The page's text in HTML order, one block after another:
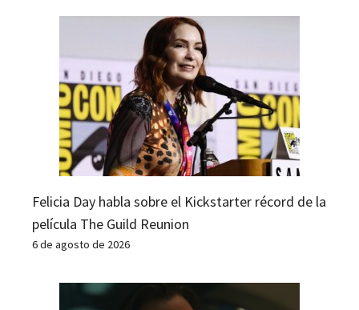
Felicia Day habla sobre el Kickstarter récord de la
película The Guild Reunion
6 de agosto de 2026